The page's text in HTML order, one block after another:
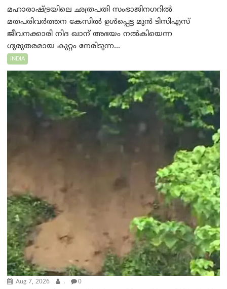
മഹാരാഷ്ട്രയിലെ ഛത്രപതി സംഭാജിനഗറിൽ
മതപരിവർത്തന കേസിൽ ഉൾപ്പെട്ട മുൻ ടിസിഎസ്
ജീവനക്കാരി നിദ ഖാന് അഭയം നൽകിയെന്ന
ഗുരുതരമായ കുറ്റം നേരിടുന്ന...
INDIA
Aug 7, 2026 . 0